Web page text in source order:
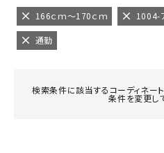
166ｃｍ～170ｃｍ 1004-
通勤
検索条件に該当するコーディネー
条件を変更し